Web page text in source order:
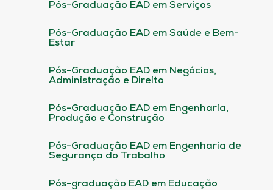
Pós-Graduação EAD em Serviços
Pós-Graduação EAD em Saúde e Bem-
Estar
Pós-Graduação EAD em Negócios,
Administração e Direito
Pós-Graduação EAD em Engenharia,
Produção e Construção
Pós-Graduação EAD em Engenharia de
Segurança do Trabalho
Pós-graduação EAD em Educação